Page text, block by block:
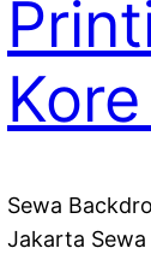
Sewa
Jakarta